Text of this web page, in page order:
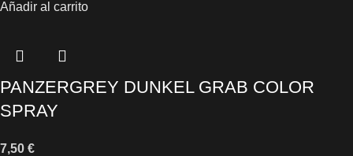
Añadir al carrito
PANZERGREY DUNKEL GRAB COLOR
SPRAY
7,50 €